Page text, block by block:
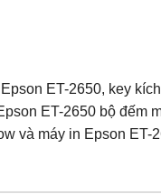
ET-2650, key
ET-2650 bộ đếm
và máy in Epson ET-